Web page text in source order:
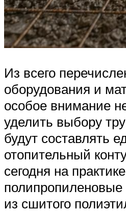
Из всего
оборудования и
особое внимание
уделить выбору
будут составлять
отопительный
сегодня на
из сшитого